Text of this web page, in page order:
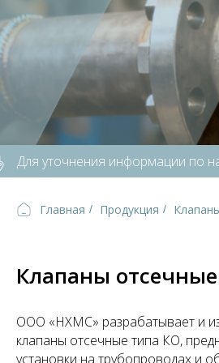
Для уточнения информации по
Главная / Продукция /
Клапаны отсечные
ООО «НХМС» разрабатывает и
клапаны отсечные типа КО,
установки на трубопроводах и